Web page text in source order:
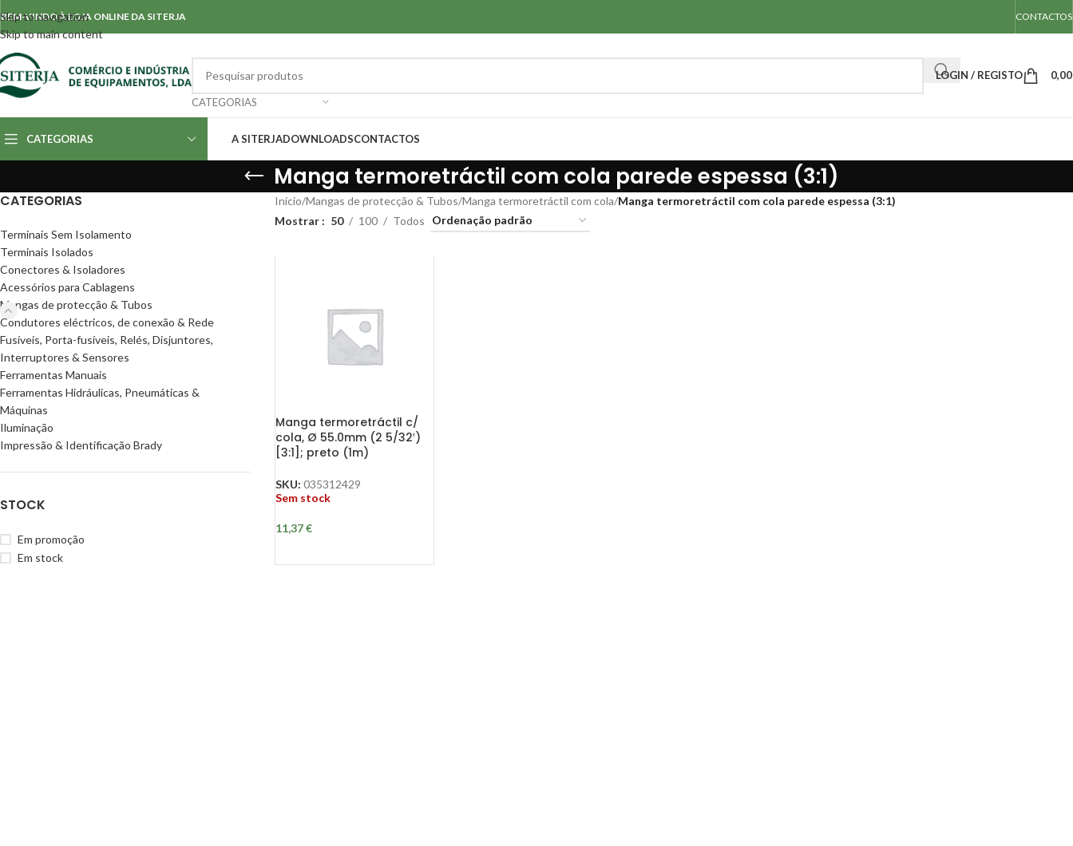
Skip to navigation
Skip to main content
BEM-VINDO À LOJA ONLINE DA SITERJA CONTACTOS
CATEGORIAS
LOGIN / REGISTO
CATEGORIAS A SITERJADOWNLOADSCONTACTOS
Manga termoretráctil com cola parede espessa (3:1)
CATEGORIAS
Terminais Sem Isolamento
Terminais Isolados
Conectores & Isoladores
Acessórios para Cablagens
Mangas de protecção & Tubos
Condutores eléctricos, de conexão & Rede
Fusíveis, Porta-fusíveis, Relés, Disjuntores,
Interruptores & Sensores
Ferramentas Manuais
Ferramentas Hidráulicas, Pneumáticas &
Máquinas
Iluminação
Impressão & Identificação Brady
STOCK
Em promoção
Em stock
Início/Mangas de protecção & Tubos/Manga termoretráctil com cola/Manga termoretráctil com cola parede espessa (3:1)
Mostrar
50 100 Todos
Manga termoretráctil c/
cola, Ø 55.0mm (2 5/32′)
[3:1]; preto (1m)
SKU: 035312429
Sem stock
11,37€